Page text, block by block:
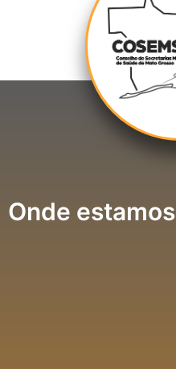
Onde estamos